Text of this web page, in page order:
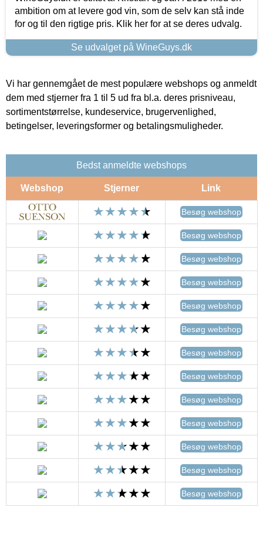
ambition om at levere god vin, som de selv kan stå inde
for og til den rigtige pris. Klik her for at se deres udvalg.
Se udvalget på WineGuys.dk
Vi har gennemgået de mest populære webshops og anmeldt
dem med stjerner fra 1 til 5 ud fra bl.a. deres prisniveau,
sortimentstørrelse, kundeservice, brugervenlighed,
betingelser, leveringsformer og betalingsmuligheder.
Bedst anmeldte webshops
Webshop Stjerner Link
Besøg webshop
Besøg webshop
Besøg webshop
Besøg webshop
Besøg webshop
Besøg webshop
Besøg webshop
Besøg webshop
Besøg webshop
Besøg webshop
Besøg webshop
Besøg webshop
Besøg webshop